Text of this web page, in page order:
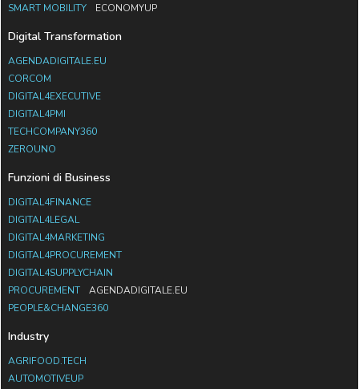
SMART MOBILITY
ECONOMYUP
Digital Transformation
AGENDADIGITALE.EU
CORCOM
DIGITAL4EXECUTIVE
DIGITAL4PMI
TECHCOMPANY360
ZEROUNO
Funzioni di Business
DIGITAL4FINANCE
DIGITAL4LEGAL
DIGITAL4MARKETING
DIGITAL4PROCUREMENT
DIGITAL4SUPPLYCHAIN
PROCUREMENT
AGENDADIGITALE.EU
PEOPLE&CHANGE360
Industry
AGRIFOOD.TECH
AUTOMOTIVEUP